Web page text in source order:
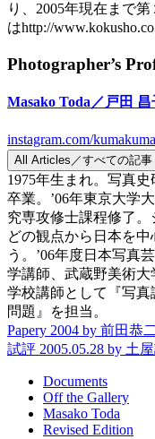
り、2005年現在まで
はhttp://
Photographer’s
Masako Toda／戸田 昌
instagram.com/
All Articles／すべての記事
1975年生まれ。写真
卒業。’06年東京大学
究専攻修士課程修了
どの観点から日本を
う。’06年度日本写真
学講師、武蔵野美術大
学校講師として『写
問題』を担当。
Papery 2004 by 前田恭
試評 2005.05.28 by 土
Documents
Off the Gallery
Masako Toda
Revised Edition